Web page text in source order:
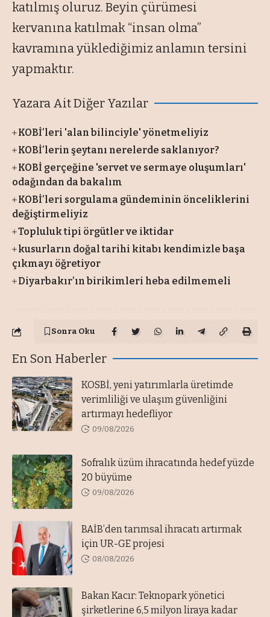
katılmış oluruz. Beyin çürümesi
kervanına katılmak “insan olma”
kavramına yüklediğimiz anlamın tersini
yapmaktır.
Yazara Ait Diğer Yazılar
KOBİ’leri 'alan bilinciyle' yönetmeliyiz
KOBİ’lerin şeytanı nerelerde saklanıyor?
KOBİ gerçeğine 'servet ve sermaye oluşumları'
odağından da bakalım
KOBİ’leri sorgulama gündeminin önceliklerini
değiştirmeliyiz
Topluluk tipi örgütler ve iktidar
kusurların doğal tarihi kitabı kendimizle başa
çıkmayı öğretiyor
Diyarbakır’ın birikimleri heba edilmemeli
Sonra Oku
En Son Haberler
KOSBİ, yeni yatırımlarla üretimde
verimliliği ve ulaşım güvenliğini
artırmayı hedefliyor
09/08/2026
Sofralık üzüm ihracatında hedef yüzde
20 büyüme
09/08/2026
BAİB’den tarımsal ihracatı artırmak
için UR-GE projesi
08/08/2026
Bakan Kacır: Teknopark yönetici
şirketlerine 6,5 milyon liraya kadar